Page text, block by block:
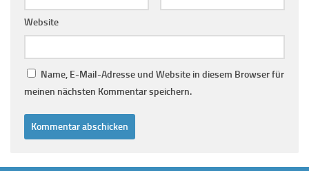
Website
Name, E-Mail-Adresse und Website in diesem Browser für
meinen nächsten Kommentar speichern.